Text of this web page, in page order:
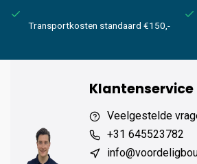
Transportkosten standaard €150,-
Klantenservice
Veelgestelde
+31 645523782